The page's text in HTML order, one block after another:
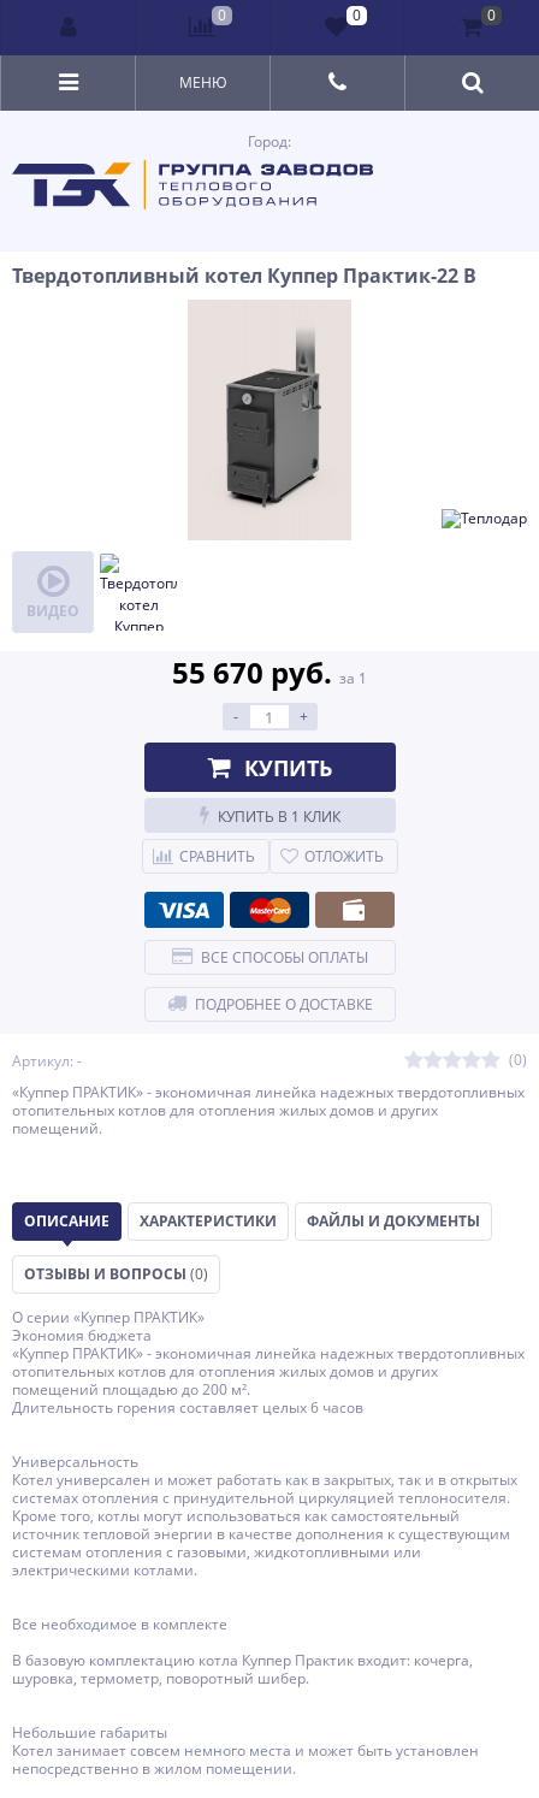
Город:
МЕНЮ
Твердотопливный котел Куппер Практик-22 В
ВИДЕО
Артикул: -
(0)
«Куппер ПРАКТИК» - экономичная линейка надежных твердотопливных
отопительных котлов для отопления жилых домов и других
помещений.
55 670 руб. за 1
-
+
КУПИТЬ
КУПИТЬ В 1 КЛИК
СРАВНИТЬ
ОТЛОЖИТЬ
ВСЕ СПОСОБЫ ОПЛАТЫ
ПОДРОБНЕЕ О ДОСТАВКЕ
ОПИСАНИЕ ХАРАКТЕРИСТИКИ ФАЙЛЫ И ДОКУМЕНТЫ
ОТЗЫВЫ И ВОПРОСЫ (0)
О серии «Куппер ПРАКТИК»
Экономия бюджета
«Куппер ПРАКТИК» - экономичная линейка надежных твердотопливных
отопительных котлов для отопления жилых домов и других
помещений площадью до 200 м².
Длительность горения составляет целых 6 часов
Универсальность
Котел универсален и может работать как в закрытых, так и в открытых
системах отопления с принудительной циркуляцией теплоносителя.
Кроме того, котлы могут использоваться как самостоятельный
источник тепловой энергии в качестве дополнения к существующим
системам отопления с газовыми, жидкотопливными или
электрическими котлами.
Все необходимое в комплекте
В базовую комплектацию котла Куппер Практик входит: кочерга,
шуровка, термометр, поворотный шибер.
Небольшие габариты
Котел занимает совсем немного места и может быть установлен
непосредственно в жилом помещении.
0 0 0